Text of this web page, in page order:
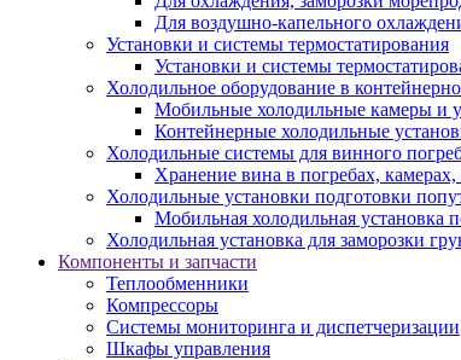
Для воздушно-капельного
Установки и системы термостатирования
Установки и системы
Холодильное оборудование в
Мобильные холодильные камеры и
Контейнерные холодильные
Холодильные системы для винного
Хранение вина в погребах, камерах,
Холодильные установки подготовки
Мобильная холодильная установка
Холодильная установка для заморозки
Компоненты и запчасти
Теплообменники
Компрессоры
Системы мониторинга и диспетчеризации
Шкафы управления